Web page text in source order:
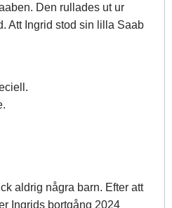
Den rullades ut ur
Att Ingrid stod sin lilla Saab
aldrig några barn. Efter att
Ingrids bortgång 2024